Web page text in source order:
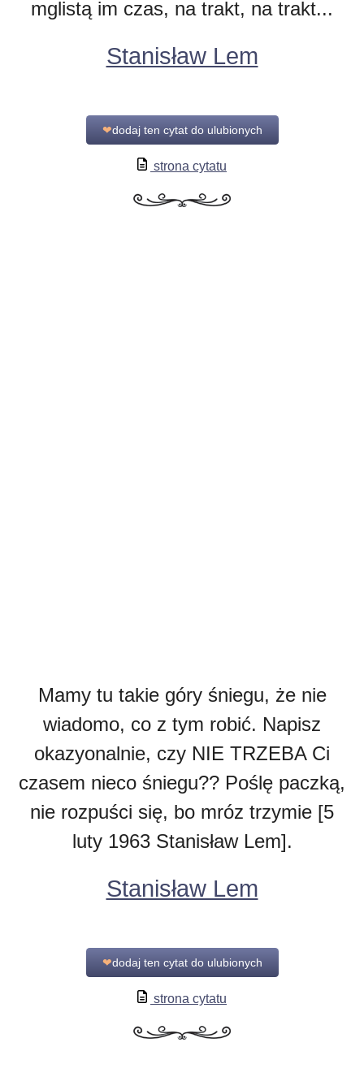
mglistą im czas, na trakt, na trakt...
Stanisław Lem
❤dodaj ten cytat do ulubionych
strona cytatu
Mamy tu takie góry śniegu, że nie
wiadomo, co z tym robić. Napisz
okazyonalnie, czy NIE TRZEBA Ci
czasem nieco śniegu?? Poślę paczką,
nie rozpuści się, bo mróz trzymie [5
luty 1963 Stanisław Lem].
Stanisław Lem
❤dodaj ten cytat do ulubionych
strona cytatu